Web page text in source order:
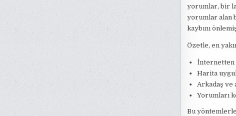
yorumlar, bir
yorumlar alan
kaybını
Özetle, en
İnternetten
Harita
Arkadaş ve
Yorumları
Bu